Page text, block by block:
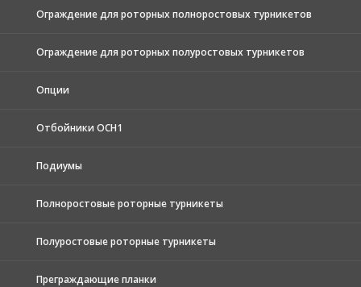
Ограждение для роторных полноростовых турникетов
Ограждение для роторных полуростовых турникетов
Опции
Отбойники ОСН1
Подиумы
Полноростовые роторные турникеты
Полуростовые роторные турникеты
Преграждающие планки